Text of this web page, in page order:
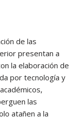
de las
presentan a
la elaboración de
por tecnología y
las
atañen a la